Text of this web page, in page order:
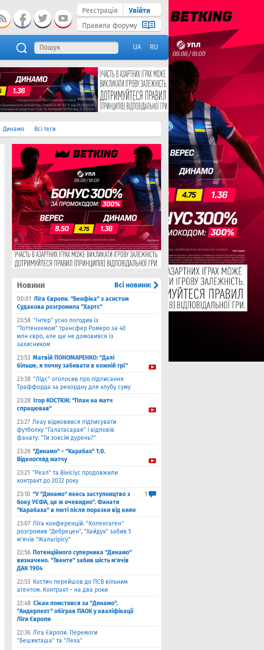
Реєстрація
Увійти
Правила форуму
UA RU
Динамо Всі теги
Новини Всі новини:
00:01 Ліга Європи. "Бенфіка" з асистом
Судакова розгромила "Хартс"
23:58 "Інтер" усно погодив із
"Тоттенхемом" трансфер Ромеро за 40
млн євро, але ще не домовився із
захисником
23:53 Матвiй ПОНОМАРЕНКО: "Далі
більше, я почну забивати в кожній грі"
23:38 "Лідс" оголосив про підписання
Траффорда за рекордну для клубу суму
23:28
Ігор КОСТЮК: "План на матч
спрацював"
23:27 Леау відмовився підписувати
футболку "Галатасарая" і відповів
фанату: "Ти зовсім дурень?"
23:26 "Динамо" – "Карабах" 1:0.
Відеоогляд матчу
23:21 "Реал" та Вінісіус продовжили
контракт до 2032 року
23:10 "У "Динамо" якесь заступництво з
боку УЄФА, це ж очевидно". Фанати
"Карабаха" в люті після поразки від киян
1
23:07 Ліга конференцій. "Копенгаген"
розгромив "Дебрецен", "Хайдук" забив 5
м'ячів "Жальгірісу"
22:56 Потенційного суперника "Динамо"
визначено. "Твенте" забив шість м'ячів
ДАК 1904
22:53 Костич перейшов до ПСВ вільним
агентом. Контракт – на два роки
22:48 Сікан помстився за "Динамо".
"Андерлехт" обіграв ПАОК у кваліфікації
Ліги Європи
22:36 Ліга Європи. Перемоги
"Бешикташа" та "Леха"